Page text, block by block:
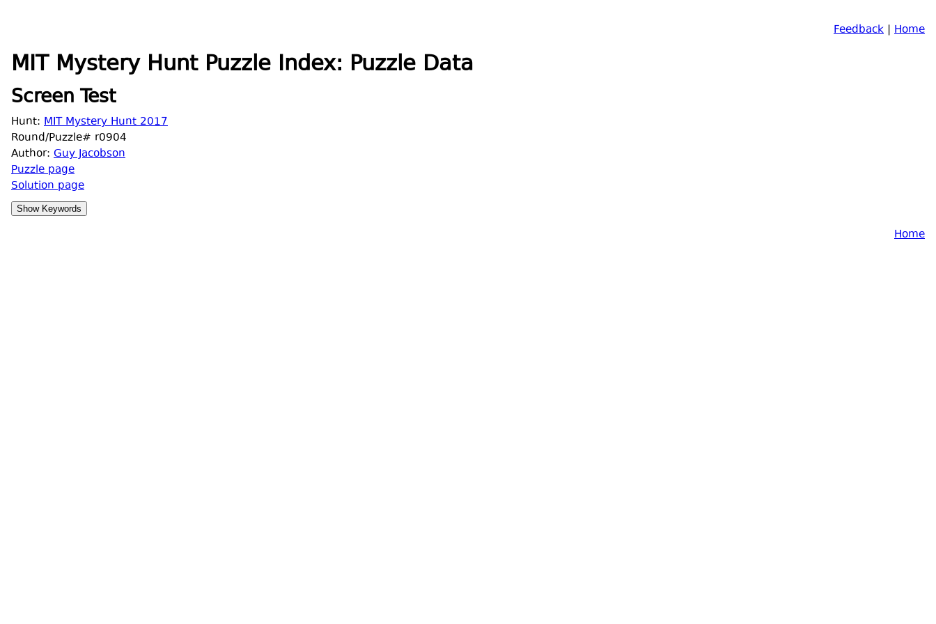
Feedback | Home
MIT Mystery Hunt Puzzle Index: Puzzle Data
Screen Test
Hunt: MIT Mystery Hunt 2017
Round/Puzzle# r0904
Author: Guy Jacobson
Puzzle page
Solution page
Home